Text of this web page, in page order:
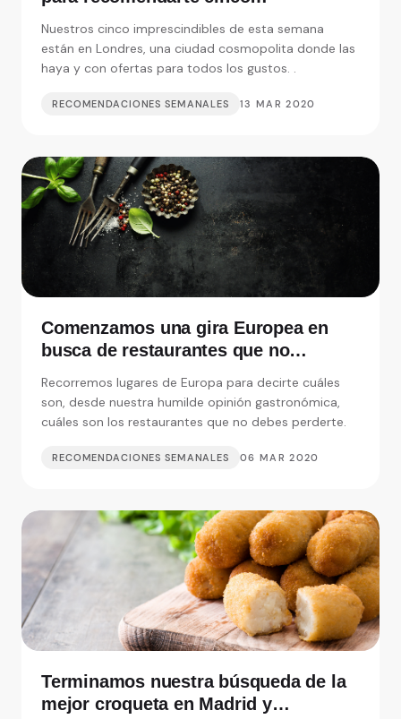
imprescindibles
Nuestros cinco imprescindibles de esta semana
están en Londres, una ciudad cosmopolita donde las
haya y con ofertas para todos los gustos. .
RECOMENDACIONES SEMANALES 13 MAR 2020
Comenzamos una gira Europea en
busca de restaurantes que no
Recorremos lugares de Europa para decirte cuáles
son, desde nuestra humilde opinión gastronómica,
cuáles son los restaurantes que no debes perderte.
RECOMENDACIONES SEMANALES 06 MAR 2020
Terminamos nuestra búsqueda de la
mejor croqueta en Madrid y